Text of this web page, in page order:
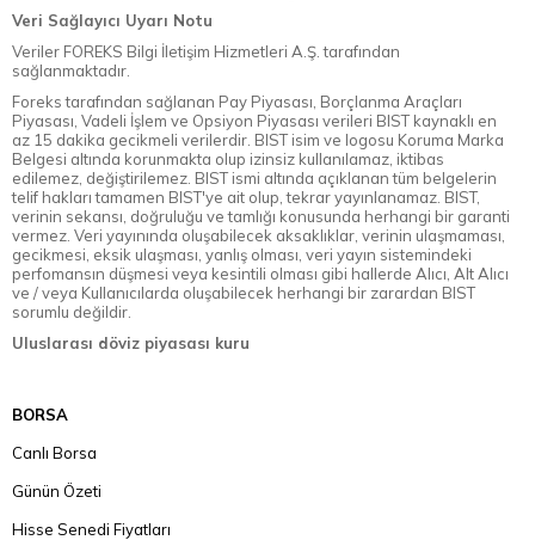
Veri Sağlayıcı Uyarı Notu
Veriler FOREKS Bilgi İletişim Hizmetleri A.Ş. tarafından
sağlanmaktadır.
Foreks tarafından sağlanan Pay Piyasası, Borçlanma Araçları
Piyasası, Vadeli İşlem ve Opsiyon Piyasası verileri BIST kaynaklı en
az 15 dakika gecikmeli verilerdir. BIST isim ve logosu Koruma Marka
Belgesi altında korunmakta olup izinsiz kullanılamaz, iktibas
edilemez, değiştirilemez. BIST ismi altında açıklanan tüm belgelerin
telif hakları tamamen BIST'ye ait olup, tekrar yayınlanamaz. BIST,
verinin sekansı, doğruluğu ve tamlığı konusunda herhangi bir garanti
vermez. Veri yayınında oluşabilecek aksaklıklar, verinin ulaşmaması,
gecikmesi, eksik ulaşması, yanlış olması, veri yayın sistemindeki
perfomansın düşmesi veya kesintili olması gibi hallerde Alıcı, Alt Alıcı
ve / veya Kullanıcılarda oluşabilecek herhangi bir zarardan BIST
sorumlu değildir.
Uluslarası döviz piyasası kuru
BORSA
Canlı Borsa
Günün Özeti
Hisse Senedi Fiyatları